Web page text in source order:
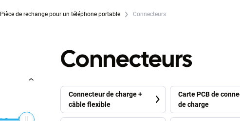
Pièce de rechange pour un téléphone portable Connecteurs
Connecteurs
Connecteur de charge +
câble flexible
Carte PCB de
de charge